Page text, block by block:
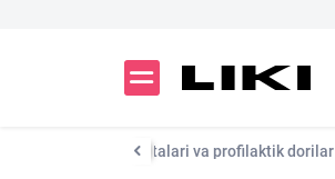
Dori vositalari va profilaktik dorilar